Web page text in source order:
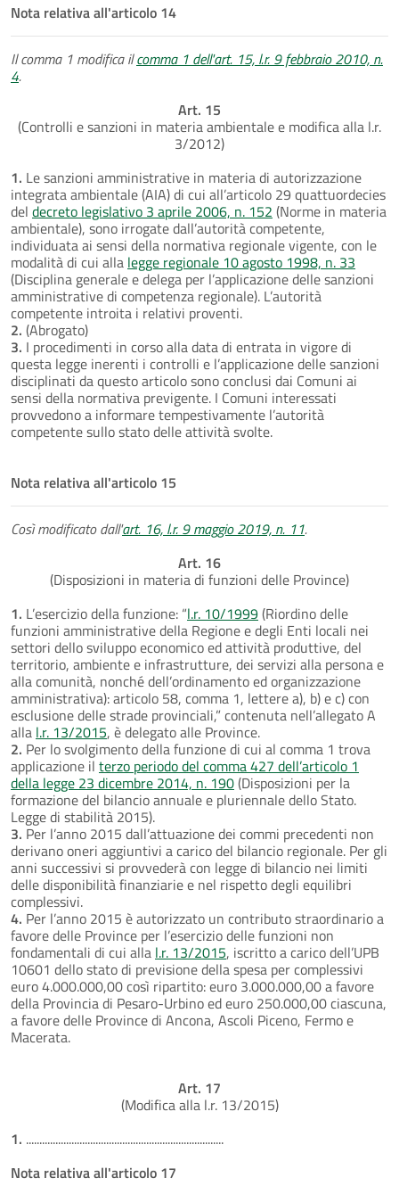
Nota relativa all'articolo 14
Il comma 1 modifica ilcomma 1 dell'art. 15, l.r. 9 febbraio 2010, n.
4.
Art. 15
(Controlli e sanzioni in materia ambientale e modifica alla l.r.
3/2012)
1. Le sanzioni amministrative in materia di autorizzazione
integrata ambientale (AIA) di cui all’articolo 29 quattuordecies
del decreto legislativo 3 aprile 2006, n. 152 (Norme in materia
ambientale), sono irrogate dall’autorità competente,
individuata ai sensi della normativa regionale vigente, con le
modalità di cui alla legge regionale 10 agosto 1998, n. 33
(Disciplina generale e delega per l’applicazione delle sanzioni
amministrative di competenza regionale). L’autorità
competente introita i relativi proventi.
2. (Abrogato)
3. I procedimenti in corso alla data di entrata in vigore di
questa legge inerenti i controlli e l’applicazione delle sanzioni
disciplinati da questo articolo sono conclusi dai Comuni ai
sensi della normativa previgente. I Comuni interessati
provvedono a informare tempestivamente l’autorità
competente sullo stato delle attività svolte.
Nota relativa all'articolo 15
Così modificato dall'art. 16, l.r. 9 maggio 2019, n. 11.
Art. 16
(Disposizioni in materia di funzioni delle Province)
1. L’esercizio della funzione: “l.r. 10/1999(Riordino delle
funzioni amministrative della Regione e degli Enti locali nei
settori dello sviluppo economico ed attività produttive, del
territorio, ambiente e infrastrutture, dei servizi alla persona e
alla comunità, nonché dell’ordinamento ed organizzazione
amministrativa): articolo 58, comma 1, lettere a), b) e c) con
esclusione delle strade provinciali,” contenuta nell’allegato A
alla l.r. 13/2015, è delegato alle Province.
2. Per lo svolgimento della funzione di cui al comma 1 trova
applicazione il terzo periodo del comma 427 dell’articolo 1
della legge 23 dicembre 2014, n. 190(Disposizioni per la
formazione del bilancio annuale e pluriennale dello Stato.
Legge di stabilità 2015).
3. Per l’anno 2015 dall’attuazione dei commi precedenti non
derivano oneri aggiuntivi a carico del bilancio regionale. Per gli
anni successivi si provvederà con legge di bilancio nei limiti
delle disponibilità finanziarie e nel rispetto degli equilibri
complessivi.
4. Per l’anno 2015 è autorizzato un contributo straordinario a
favore delle Province per l’esercizio delle funzioni non
fondamentali di cui alla l.r. 13/2015, iscritto a carico dell’UPB
10601 dello stato di previsione della spesa per complessivi
euro 4.000.000,00 così ripartito: euro 3.000.000,00 a favore
della Provincia di Pesaro-Urbino ed euro 250.000,00 ciascuna,
a favore delle Province di Ancona, Ascoli Piceno, Fermo e
Macerata.
Art. 17
(Modifica alla l.r. 13/2015)
1. ..........................................................................
Nota relativa all'articolo 17